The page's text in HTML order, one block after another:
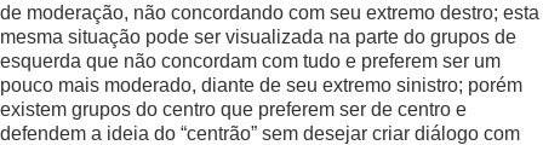
de moderação, não concordando com seu extremo destro; esta
mesma situação pode ser visualizada na parte do grupos de
esquerda que não concordam com tudo e preferem ser um
pouco mais moderado, diante de seu extremo sinistro; porém
existem grupos do centro que preferem ser de centro e
defendem a ideia do “centrão” sem desejar criar diálogo com